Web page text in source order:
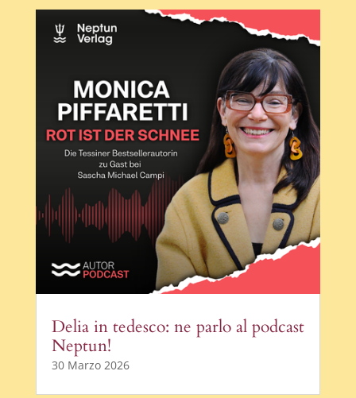
Delia in tedesco: ne parlo al podcast
Neptun!
30 Marzo 2026